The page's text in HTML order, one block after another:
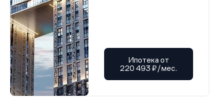
Ипотека от
220 493 ₽/мес.